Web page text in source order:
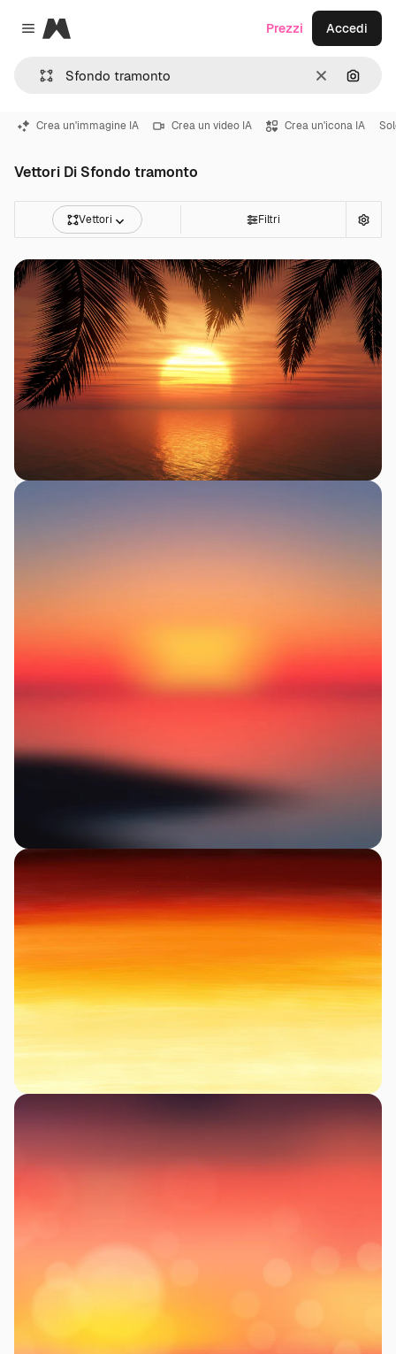
Close menu
Magnific
CancellaCerca
Prezzi Accedi
Crea un'immagine IA Crea un video IA Crea un'icona IA
Vettori Di Sfondo tramonto
Vettori Filtri